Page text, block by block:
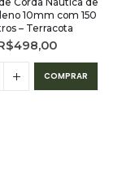
10mm com 150
– Terracota
498,00
COMPRAR